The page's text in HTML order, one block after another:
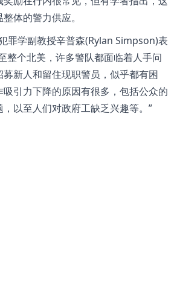
体的警力供应。
罪学副教授辛普森(Rylan Simpson)表
整个北美，许多警队都面临着人手问
新人和留住现职警员，似乎都有困
引力下降的原因有很多，包括公众的
以至人们对政府工缺乏兴趣等。”